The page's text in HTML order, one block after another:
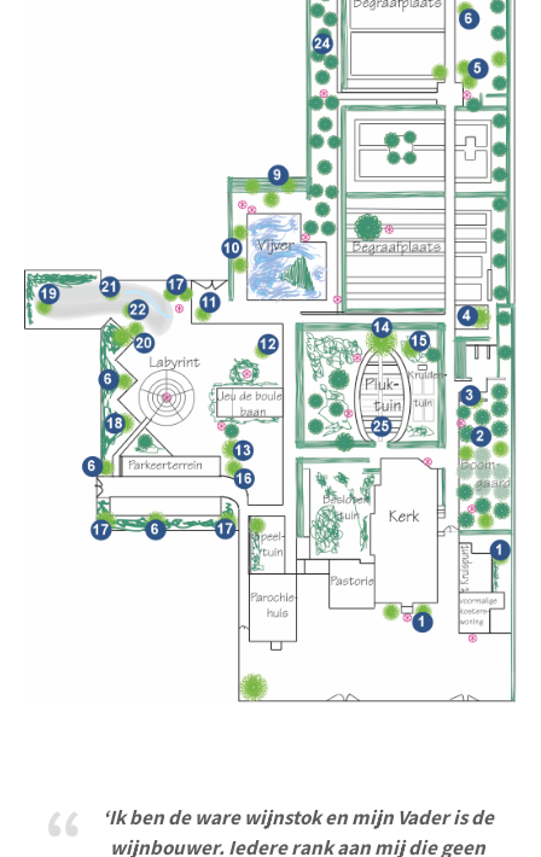
‘Ik ben de ware wijnstok en mijn Vader is de
wijnbouwer. Iedere rank aan mij die geen